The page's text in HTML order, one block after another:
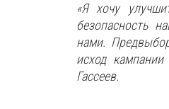
«Я хочу
безопасность
нами.
исход
Гассеев.